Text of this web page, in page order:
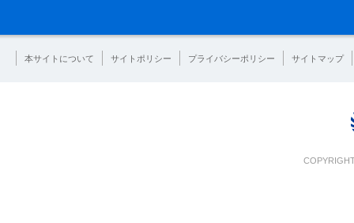
本サイトについて サイトポリシー プライバシーポリシー サイトマップ